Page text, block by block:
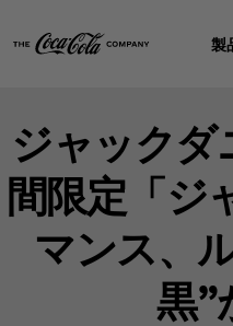
製
ジャックダ
間限定「ジ
マンス、
黒”